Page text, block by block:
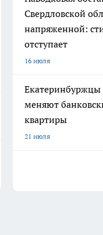
Свердловской
напряженной:
отступает
16 июля
Екатеринбуржцы
меняют
квартиры
21 июля